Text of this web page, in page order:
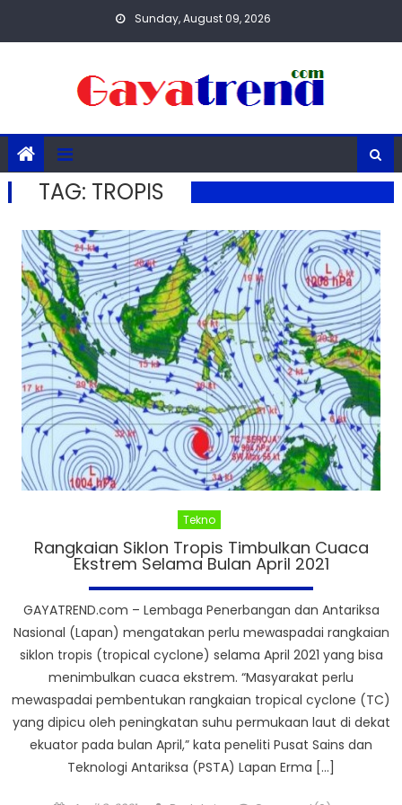
Sunday, August 09, 2026
TAG: TROPIS
Tekno
Rangkaian Siklon Tropis Timbulkan Cuaca
Ekstrem Selama Bulan April 2021
GAYATREND.com – Lembaga Penerbangan dan Antariksa
Nasional (Lapan) mengatakan perlu mewaspadai rangkaian
siklon tropis (tropical cyclone) selama April 2021 yang bisa
menimbulkan cuaca ekstrem. “Masyarakat perlu
mewaspadai pembentukan rangkaian tropical cyclone (TC)
yang dipicu oleh peningkatan suhu permukaan laut di dekat
ekuator pada bulan April,” kata peneliti Pusat Sains dan
Teknologi Antariksa (PSTA) Lapan Erma […]